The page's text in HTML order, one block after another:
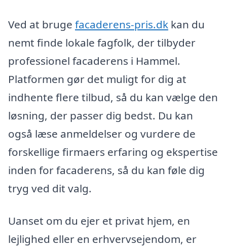
Ved at bruge facaderens-pris.dk kan du
nemt finde lokale fagfolk, der tilbyder
professionel facaderens i Hammel.
Platformen gør det muligt for dig at
indhente flere tilbud, så du kan vælge den
løsning, der passer dig bedst. Du kan
også læse anmeldelser og vurdere de
forskellige firmaers erfaring og ekspertise
inden for facaderens, så du kan føle dig
tryg ved dit valg.
Uanset om du ejer et privat hjem, en
lejlighed eller en erhvervsejendom, er